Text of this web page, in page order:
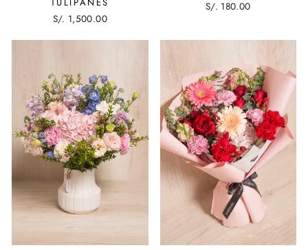
S/. 1,500.00
S/. 180.00